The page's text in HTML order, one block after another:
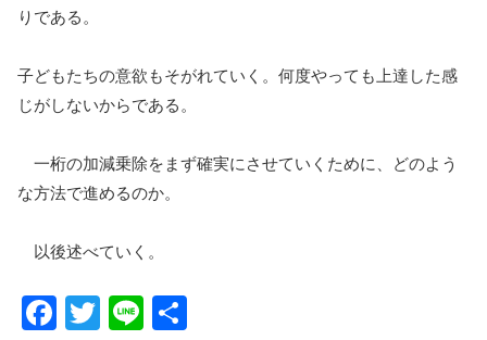
りである。
子どもたちの意欲もそがれていく。何度やっても上達した感
じがしないからである。
一桁の加減乗除をまず確実にさせていくために、どのよう
な方法で進めるのか。
以後述べていく。
F T Li